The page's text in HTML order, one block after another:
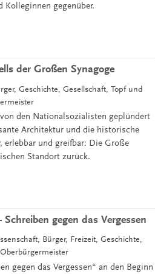
Kolleginnen gegenüber.
der Großen Synagoge
Geschichte, Gesellschaft, Topf und
den Nationalsozialisten geplündert
Architektur und die historische
erlebbar und greifbar: Die Große
Standort zurück.
gegen das Vergessen
Bürger, Freizeit, Geschichte,
gegen das Vergessen“ an den Beginn